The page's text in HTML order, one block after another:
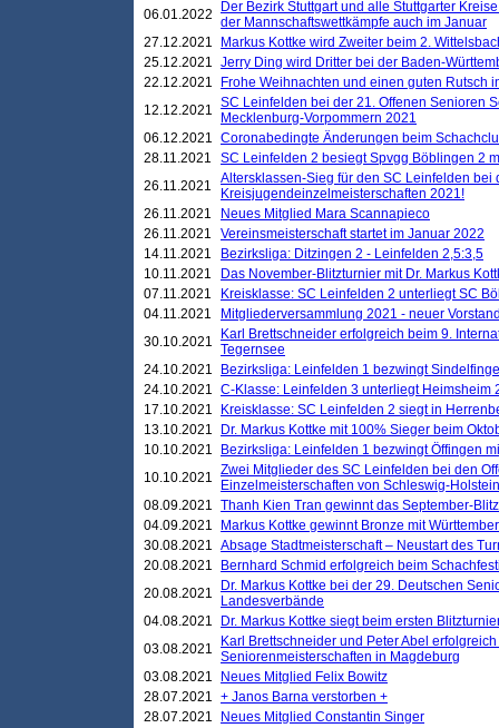
06.01.2022
Der Bezirk Stuttgart und alle Stuttgarter
der Mannschaftswettkämpfe auch im Januar
27.12.2021
Markus Kottke wird Zweiter beim 2.
25.12.2021 Jerry Ding wird Dritter bei der Baden-
22.12.2021
Frohe Weihnachten und einen guten Rutsch
12.12.2021 SC Leinfelden bei der 21. Offenen Senioren
Mecklenburg-Vorpommern 2021
06.12.2021 Coronabedingte Änderungen beim
28.11.2021
SC Leinfelden 2 besiegt Spvgg Böblingen 2
26.11.2021
Altersklassen-Sieg für den SC Leinfelden bei
Kreisjugendeinzelmeisterschaften 2021!
26.11.2021
Neues Mitglied Mara Scannapieco
26.11.2021
Vereinsmeisterschaft startet im Januar 2022
14.11.2021
Bezirksliga: Ditzingen 2 - Leinfelden 2,5:3,5
10.11.2021
Das November-Blitzturnier mit Dr. Markus
07.11.2021
Kreisklasse: SC Leinfelden 2 unterliegt SC
04.11.2021
Mitgliederversammlung 2021 - neuer
30.10.2021
Karl Brettschneider erfolgreich beim 9.
Tegernsee
24.10.2021
Bezirksliga: Leinfelden 1 bezwingt
24.10.2021 C-Klasse: Leinfelden 3 unterliegt Heimsheim
17.10.2021
Kreisklasse: SC Leinfelden 2 siegt in
13.10.2021
Dr. Markus Kottke mit 100% Sieger beim
10.10.2021
Bezirksliga: Leinfelden 1 bezwingt Öffingen
10.10.2021 Zwei Mitglieder des SC Leinfelden bei den
Einzelmeisterschaften von Schleswig-
08.09.2021 Thanh Kien Tran gewinnt das September-
04.09.2021
Markus Kottke gewinnt Bronze mit
30.08.2021 Absage Stadtmeisterschaft – Neustart des
20.08.2021
Bernhard Schmid erfolgreich beim
20.08.2021
Dr. Markus Kottke bei der 29. Deutschen
Landesverbände
04.08.2021
Dr. Markus Kottke siegt beim ersten
03.08.2021
Karl Brettschneider und Peter Abel
Seniorenmeisterschaften in Magdeburg
03.08.2021
Neues Mitglied Felix Bowitz
28.07.2021 + Janos Barna verstorben +
28.07.2021
Neues Mitglied Constantin Singer